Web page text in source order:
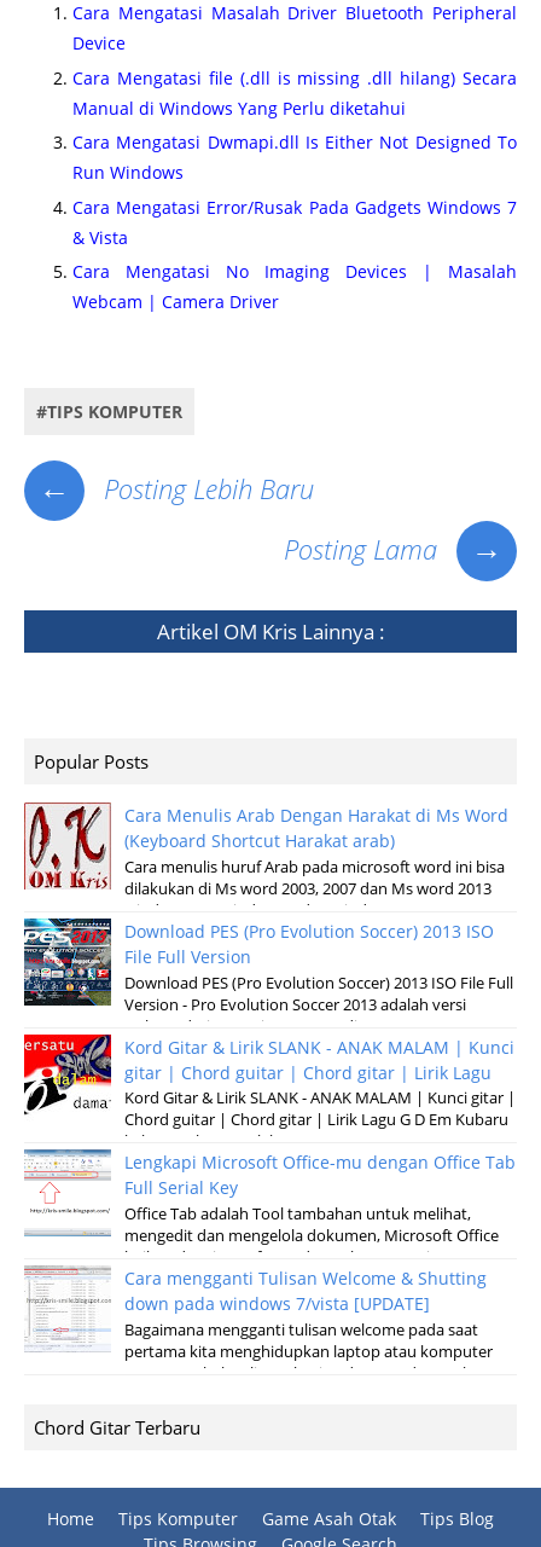
Cara Mengatasi Masalah Driver Bluetooth Peripheral
Device
Cara Mengatasi file (.dll is missing .dll hilang) Secara
Manual di Windows Yang Perlu diketahui
Cara Mengatasi Dwmapi.dll Is Either Not Designed To
Run Windows
Cara Mengatasi Error/Rusak Pada Gadgets Windows 7
& Vista
Cara Mengatasi No Imaging Devices | Masalah
Webcam | Camera Driver
#TIPS KOMPUTER
←
Posting Lebih Baru
Posting Lama
→
Artikel OM KrisLainnya :
Popular Posts
Cara Menulis Arab Dengan Harakat di Ms Word
(Keyboard Shortcut Harakat arab)
Cara menulis huruf Arab pada microsoft word ini bisa
dilakukan di Ms word 2003, 2007 dan Ms word 2013
windows XP, Windows 7 dan windows v...
Download PES (Pro Evolution Soccer) 2013 ISO
File Full Version
Download PES (Pro Evolution Soccer) 2013 ISO File Full
Version - Pro Evolution Soccer 2013 adalah versi
terbaru dari permainan pertandinga...
Kord Gitar & Lirik SLANK - ANAK MALAM | Kunci
gitar | Chord guitar | Chord gitar | Lirik Lagu
Kord Gitar & Lirik SLANK - ANAK MALAM | Kunci gitar |
Chord guitar | Chord gitar | Lirik Lagu G D Em Kubaru
keluar malam Setelah sun...
Lengkapi Microsoft Office-mu dengan Office Tab
Full Serial Key
Office Tab adalah Tool tambahan untuk melihat,
mengedit dan mengelola dokumen, Microsoft Office
baik pada microsoft Word, Excel, Powerpoint...
Cara mengganti Tulisan Welcome & Shutting
down pada windows 7/vista [UPDATE]
Bagaimana mengganti tulisan welcome pada saat
pertama kita menghidupkan laptop atau komputer
serta merubah tulisan shuting down pada saat k...
Chord Gitar Terbaru
Home Tips Komputer Game Asah Otak
Tips Blog